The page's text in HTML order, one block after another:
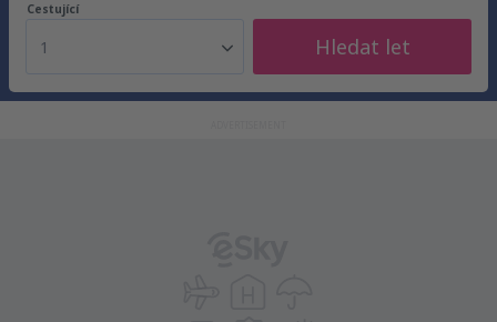
Cestující
1 Hledat let